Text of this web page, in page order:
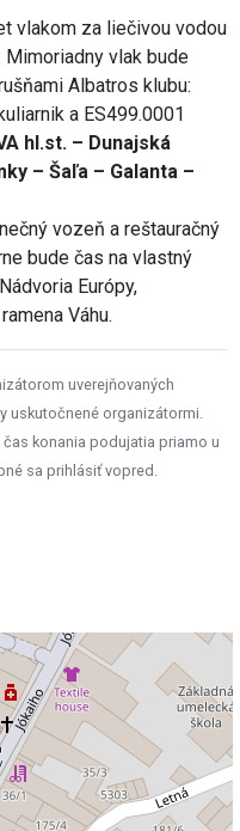
vlakom za liečivou vodou
Mimoriadny vlak bude
Albatros klubu:
a ES499.0001
hl.st. – Dunajská
– Šaľa – Galanta –
vozeň a reštauračný
bude čas na vlastný
Európy,
Váhu.
uverejňovaných
uskutočnené organizátormi.
konania podujatia priamo u
sa prihlásiť vopred.